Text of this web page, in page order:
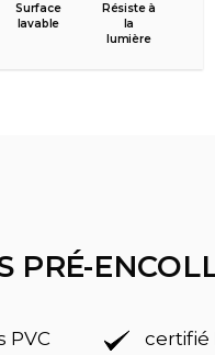
Surface
lavable
Résiste à
la
lumière
PRÉ-
PVC certifié